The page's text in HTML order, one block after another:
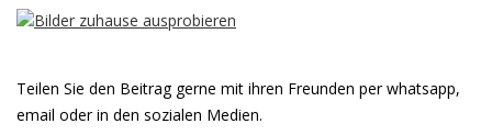
Teilen Sie den Beitrag gerne mit ihren Freunden per whatsapp,
email oder in den sozialen Medien.